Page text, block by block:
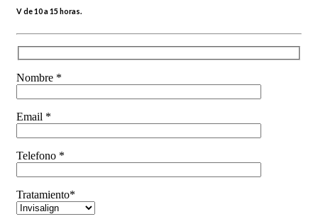
V de 10 a 15 horas.
Nombre *
Email *
Telefono *
Tratamiento*